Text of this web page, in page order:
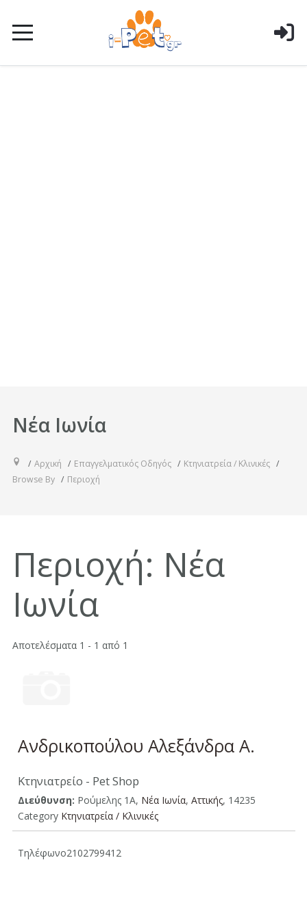
Νέα Ιωνία
Αρχική Επαγγελματικός Οδηγός
Κτηνιατρεία / Κλινικές
Browse By
Περιοχή
Περιοχή: Νέα
Ιωνία
Αποτελέσματα 1 - 1 από 1
Ανδρικοπούλου Αλεξάνδρα Α.
Κτηνιατρείο - Pet Shop
Διεύθυνση: Ρούμελης 1Α, Νέα Ιωνία, Aττικής, 14235
Category Κτηνιατρεία / Κλινικές
Τηλέφωνο2102799412